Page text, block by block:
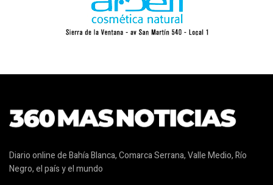
Diario online de Bahía Blanca, Comarca Serrana, Valle Medio, Río
Negro, el país y el mundo